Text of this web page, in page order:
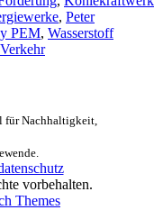
, Peter
PEM, Wasserstoff
für Nachhaltigkeit,
vorbehalten.
Themes